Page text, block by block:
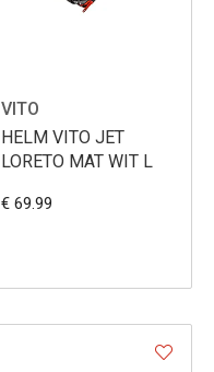
VITO
HELM VITO JET
LORETO MAT WIT L
€ 69.99